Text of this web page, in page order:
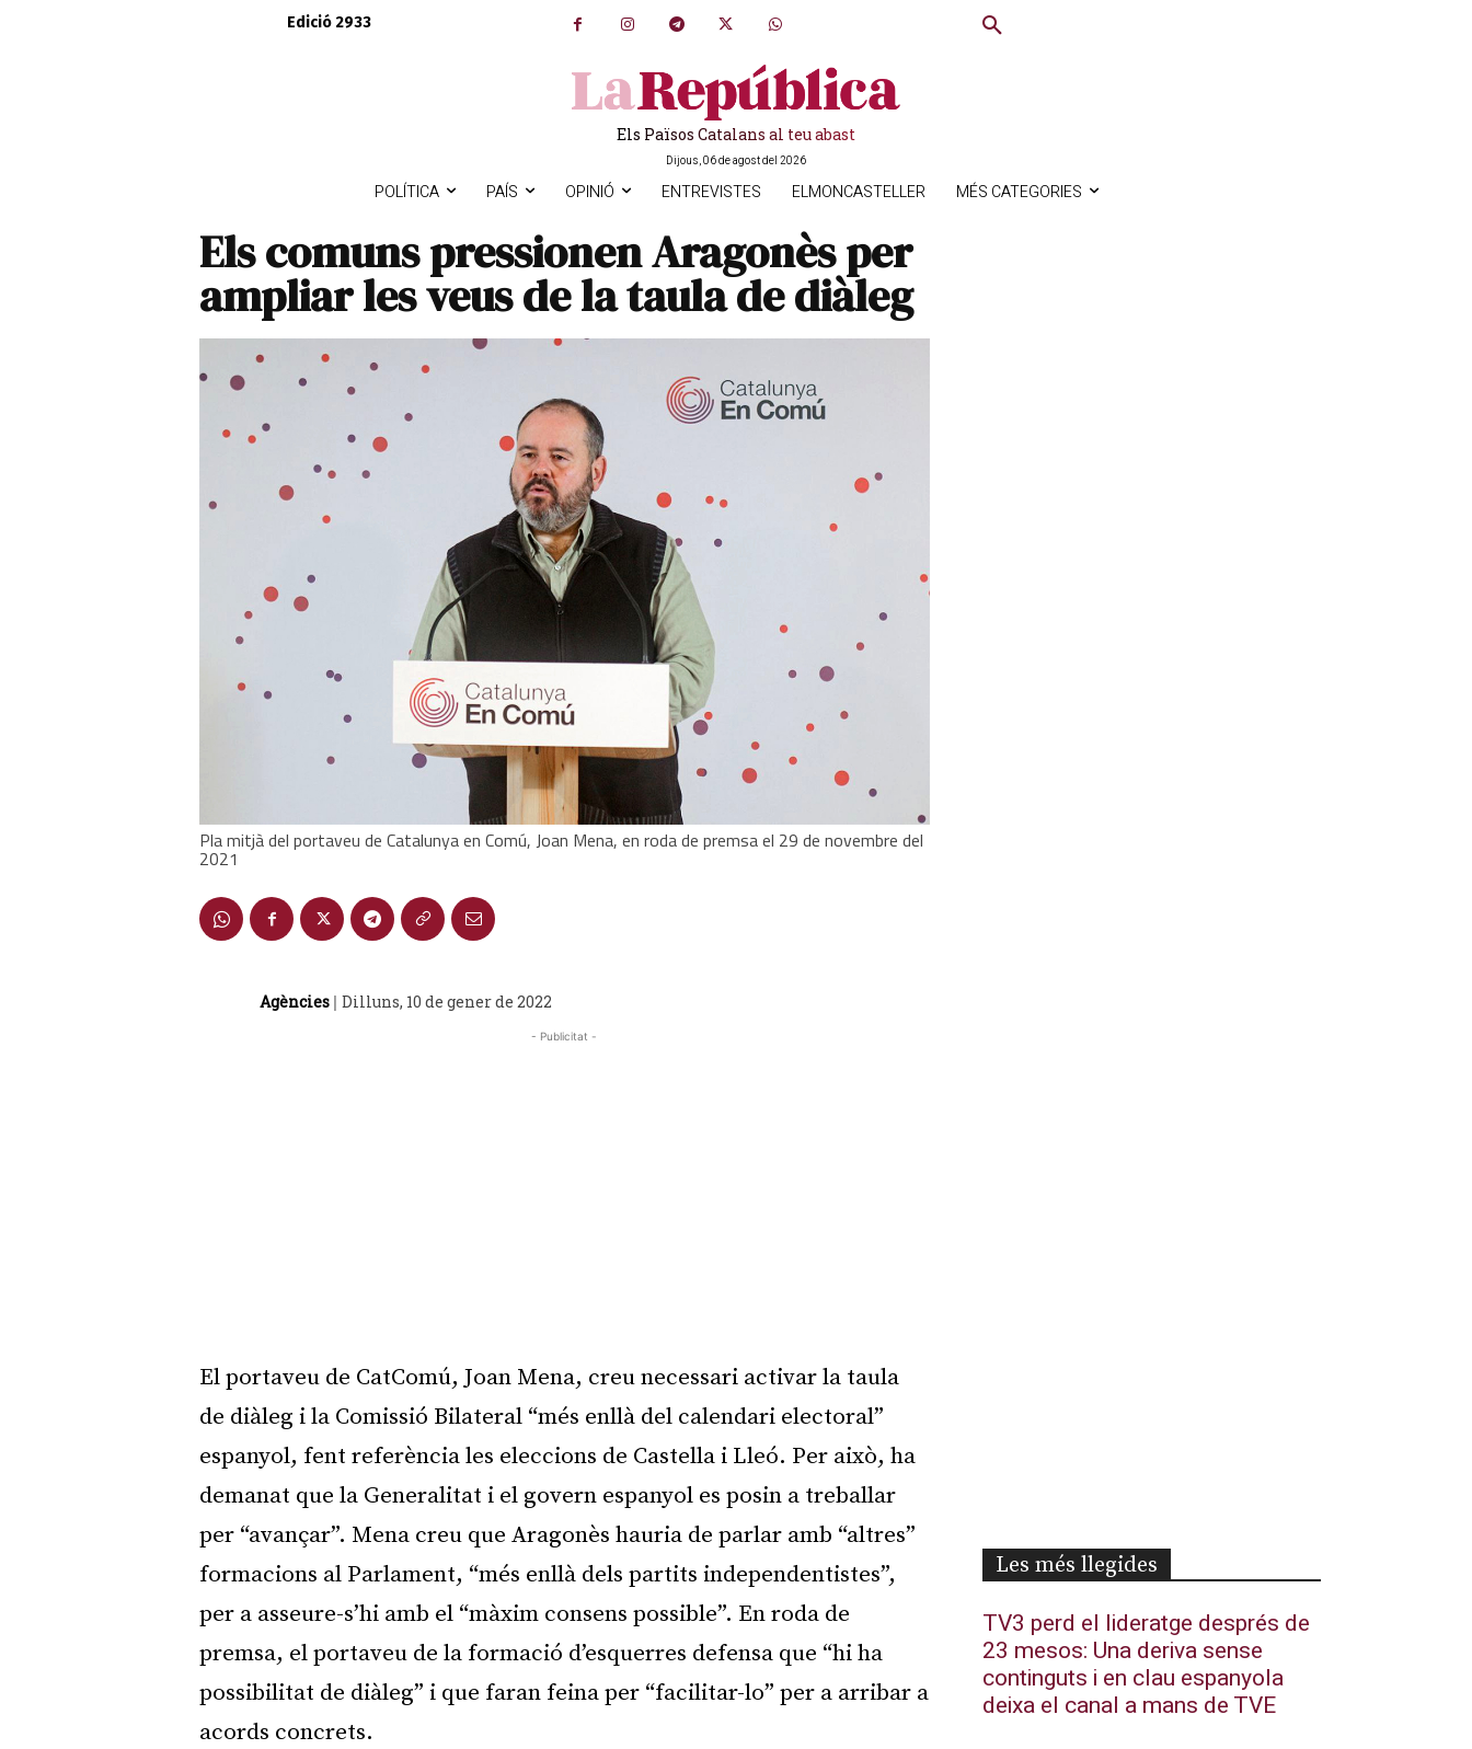
Edició 2933
Els Països Catalans al teu abast
Dijous, 06 de agost del 2026
POLÍTICA PAÍS OPINIÓ ENTREVISTES ELMONCASTELLER MÉS CATEGORIES
Els comuns pressionen Aragonès per
ampliar les veus de la taula de diàleg
Pla mitjà del portaveu de Catalunya en Comú, Joan Mena, en roda de premsa el 29 de novembre del
2021
Agències | Dilluns, 10 de gener de 2022
- Publicitat -
El portaveu de CatComú, Joan Mena, creu necessari activar la taula
de diàleg i la Comissió Bilateral “més enllà del calendari electoral”
espanyol, fent referència les eleccions de Castella i Lleó. Per això, ha
demanat que la Generalitat i el govern espanyol es posin a treballar
per “avançar”. Mena creu que Aragonès hauria de parlar amb “altres”
formacions al Parlament, “més enllà dels partits independentistes”,
per a asseure-s’hi amb el “màxim consens possible”. En roda de
premsa, el portaveu de la formació d’esquerres defensa que “hi ha
possibilitat de diàleg” i que faran feina per “facilitar-lo” per a arribar a
acords concrets.
Les més llegides
TV3 perd el lideratge després de
23 mesos: Una deriva sense
continguts i en clau espanyola
deixa el canal a mans de TVE